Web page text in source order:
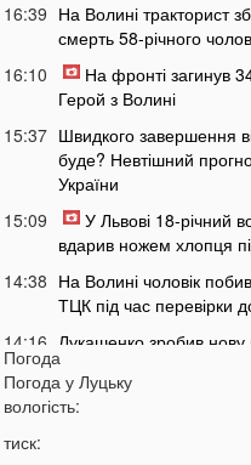
16:39 На Волині тракторист
смерть 58-річного
16:10
На фронті загинув
Герой з Волині
15:37 Швидкого завершення
буде? Невтішний
України
15:09
У Львові 18-річний
вдарив ножем хлопця
14:38 На Волині чоловік
ТЦК під час перевірки
14:16 Лукашенко зробив нову
заяву про війну в Україні
14:01
Погода
Погода у Луцьку
вологість:
тиск: